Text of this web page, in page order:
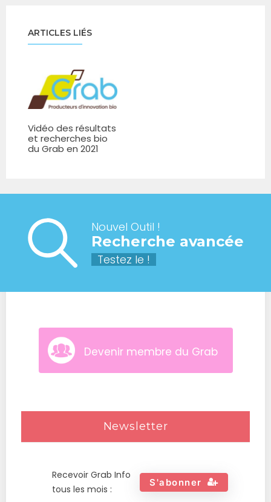
ARTICLES LIÉS
Vidéo des résultats
et recherches bio
du Grab en 2021
Nouvel Outil !
Recherche avancée
Testez le !
Devenir membre du Grab
Newsletter
Recevoir Grab Info
tous les mois :
S'abonner